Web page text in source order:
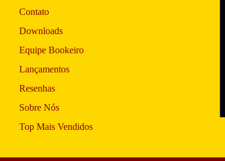
Contato
Downloads
Equipe Bookeiro
Lançamentos
Resenhas
Sobre Nós
Top Mais Vendidos